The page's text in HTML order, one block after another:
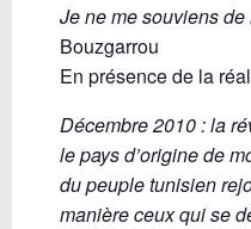
Je ne me souviens de
Bouzgarrou
En présence de la
Décembre 2010 : la
le pays d’origine de
du peuple tunisien
manière ceux qui se